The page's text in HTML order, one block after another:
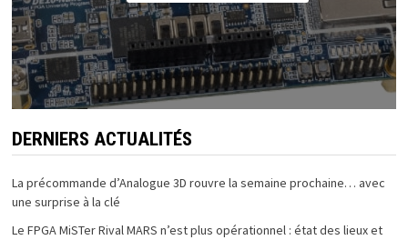
DERNIERS ACTUALITÉS
La précommande d’Analogue 3D rouvre la semaine prochaine… avec
une surprise à la clé
Le FPGA MiSTer Rival MARS n’est plus opérationnel : état des lieux et